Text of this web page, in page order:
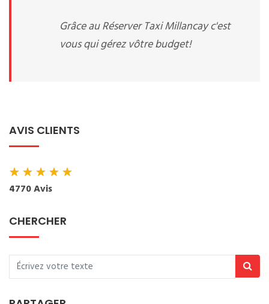
Grâce au Réserver Taxi Millancay c'est
vous qui gérez vôtre budget!
AVIS CLIENTS
★★★★★
4770 Avis
CHERCHER